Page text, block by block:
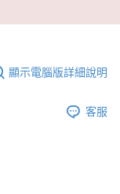
顯示電腦版詳細說明
客服